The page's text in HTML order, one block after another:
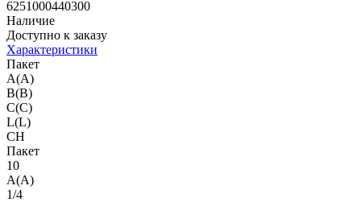
6251000440300
Наличие
Доступно к заказу
Характеристики
Пакет
A(A)
B(B)
C(C)
L(L)
CH
Пакет
10
A(A)
1/4